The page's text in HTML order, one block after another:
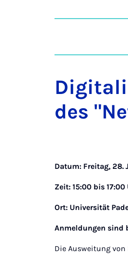
des
Datum: Freitag, 28.
Zeit: 15:00 bis
Ort: Universität
Anmeldungen sind
Die Ausweitung